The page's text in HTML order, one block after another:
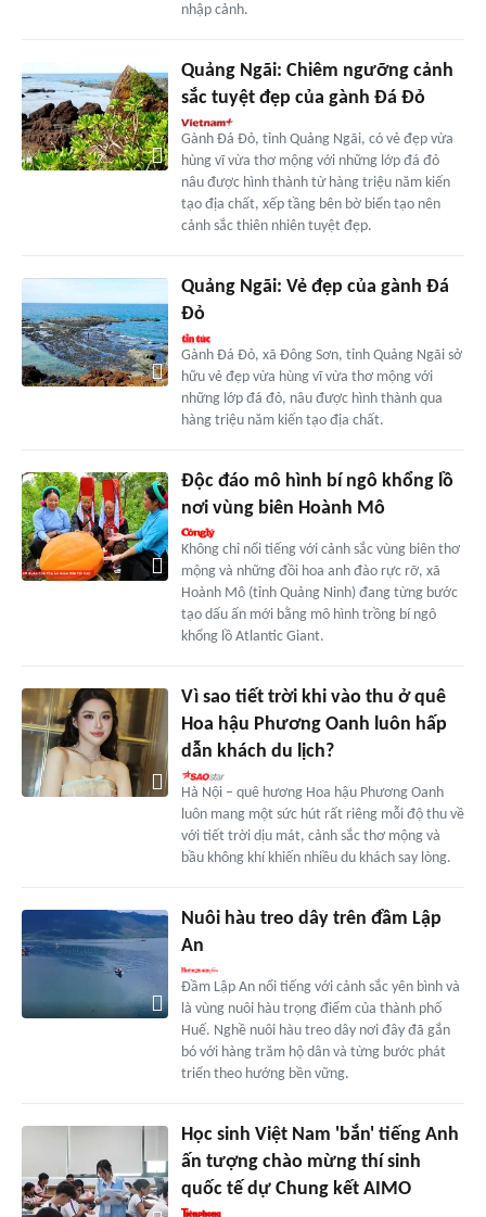
nhập cảnh.
Quảng Ngãi: Chiêm ngưỡng cảnh
sắc tuyệt đẹp của gành Đá Đỏ
Gành Đá Đỏ, tỉnh Quảng Ngãi, có vẻ đẹp vừa
hùng vĩ vừa thơ mộng với những lớp đá đỏ
nâu được hình thành từ hàng triệu năm kiến
tạo địa chất, xếp tầng bên bờ biển tạo nên
cảnh sắc thiên nhiên tuyệt đẹp.
Quảng Ngãi: Vẻ đẹp của gành Đá
Đỏ
Gành Đá Đỏ, xã Đông Sơn, tỉnh Quảng Ngãi sở
hữu vẻ đẹp vừa hùng vĩ vừa thơ mộng với
những lớp đá đỏ, nâu được hình thành qua
hàng triệu năm kiến tạo địa chất.
Độc đáo mô hình bí ngô khổng lồ
nơi vùng biên Hoành Mô
Không chỉ nổi tiếng với cảnh sắc vùng biên thơ
mộng và những đồi hoa anh đào rực rỡ, xã
Hoành Mô (tỉnh Quảng Ninh) đang từng bước
tạo dấu ấn mới bằng mô hình trồng bí ngô
khổng lồ Atlantic Giant.
Vì sao tiết trời khi vào thu ở quê
Hoa hậu Phương Oanh luôn hấp
dẫn khách du lịch?
Hà Nội – quê hương Hoa hậu Phương Oanh
luôn mang một sức hút rất riêng mỗi độ thu về
với tiết trời dịu mát, cảnh sắc thơ mộng và
bầu không khí khiến nhiều du khách say lòng.
Nuôi hàu treo dây trên đầm Lập
An
Đầm Lập An nổi tiếng với cảnh sắc yên bình và
là vùng nuôi hàu trọng điểm của thành phố
Huế. Nghề nuôi hàu treo dây nơi đây đã gắn
bó với hàng trăm hộ dân và từng bước phát
triển theo hướng bền vững.
Học sinh Việt Nam 'bắn' tiếng Anh
ấn tượng chào mừng thí sinh
quốc tế dự Chung kết AIMO